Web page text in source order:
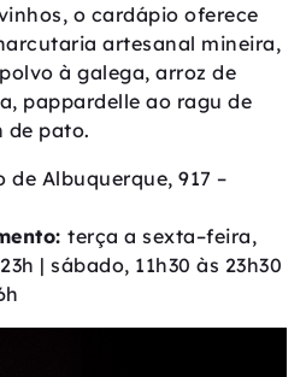
o cardápio oferece
artesanal mineira,
à galega, arroz de
pappardelle ao ragu de
de pato.
de Albuquerque, 917 –
terça a sexta–feira,
| sábado, 11h30 às 23h30